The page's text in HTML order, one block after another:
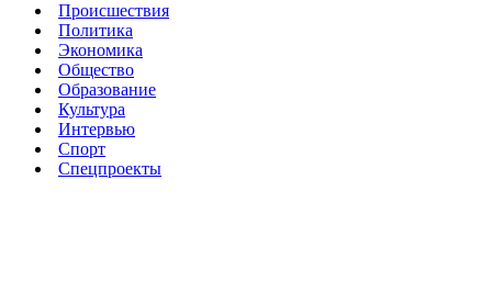
Происшествия
Политика
Экономика
Общество
Образование
Культура
Интервью
Спорт
Спецпроекты